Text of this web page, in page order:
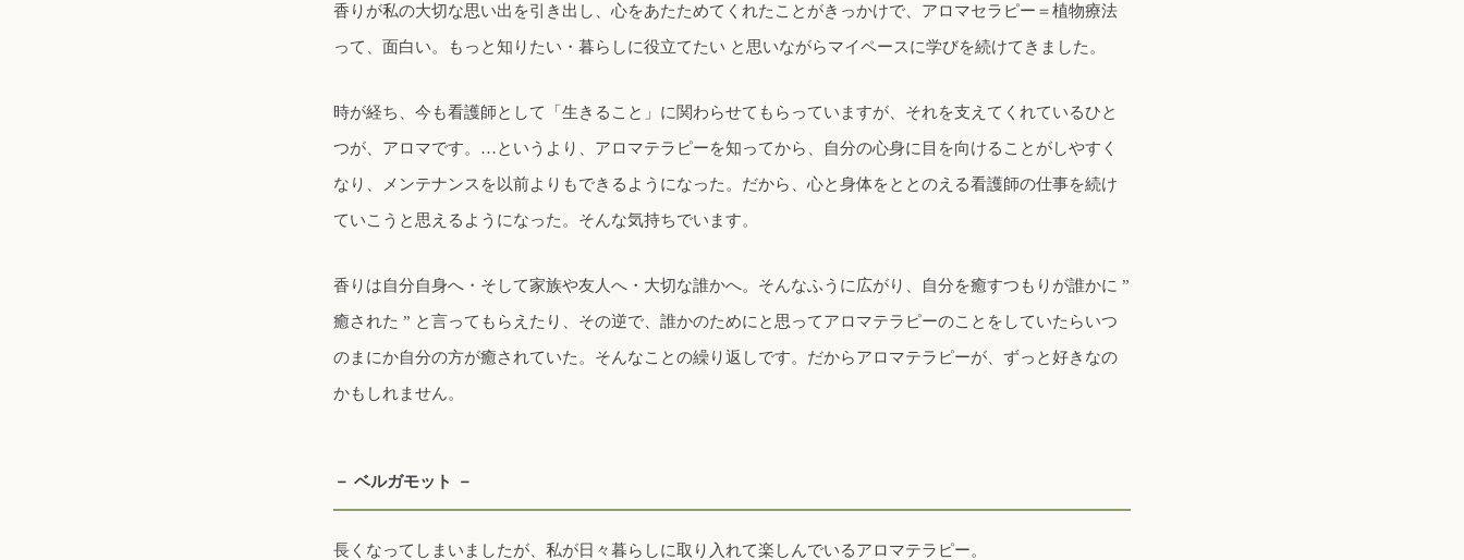
香りが私の大切な思い出を引き出し、心をあたためてくれたことがきっかけで、アロマセラピー＝植物療法
って、面白い。もっと知りたい・暮らしに役立てたい と思いながらマイペースに学びを続けてきました。
時が経ち、今も看護師として「生きること」に関わらせてもらっていますが、それを支えてくれているひと
つが、アロマです。…というより、アロマテラピーを知ってから、自分の心身に目を向けることがしやすく
なり、メンテナンスを以前よりもできるようになった。だから、心と身体をととのえる看護師の仕事を続け
ていこうと思えるようになった。そんな気持ちでいます。
香りは自分自身へ・そして家族や友人へ・大切な誰かへ。そんなふうに広がり、自分を癒すつもりが誰かに ”
癒された ” と言ってもらえたり、その逆で、誰かのためにと思ってアロマテラピーのことをしていたらいつ
のまにか自分の方が癒されていた。そんなことの繰り返しです。だからアロマテラピーが、ずっと好きなの
かもしれません。
－ ベルガモット －
長くなってしまいましたが、私が日々暮らしに取り入れて楽しんでいるアロマテラピー。